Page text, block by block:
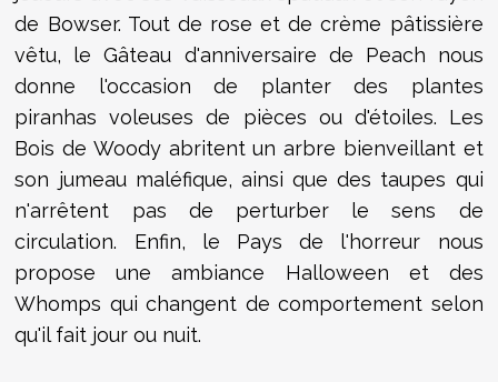
de Bowser. Tout de rose et de crème pâtissière
vêtu, le Gâteau d'anniversaire de Peach nous
donne l'occasion de planter des plantes
piranhas voleuses de pièces ou d'étoiles. Les
Bois de Woody abritent un arbre bienveillant et
son jumeau maléfique, ainsi que des taupes qui
n'arrêtent pas de perturber le sens de
circulation. Enfin, le Pays de l'horreur nous
propose une ambiance Halloween et des
Whomps qui changent de comportement selon
qu'il fait jour ou nuit.